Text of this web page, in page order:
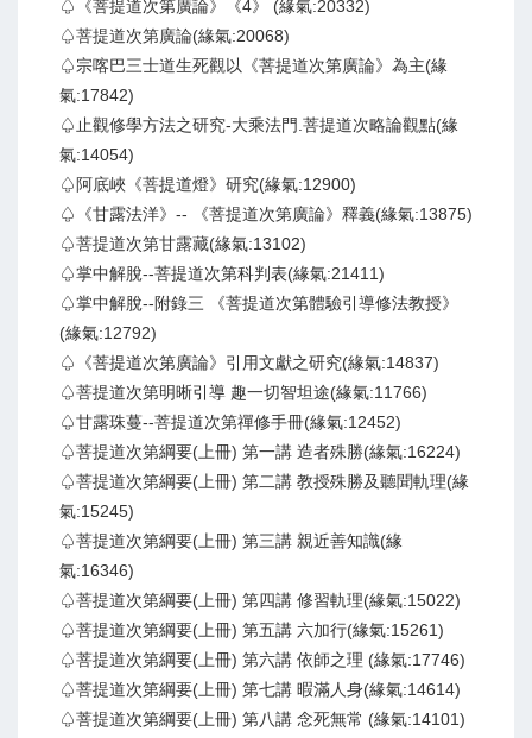
♤《菩提道次第廣論》《4》 (緣氣:20332)
♤菩提道次第廣論(緣氣:20068)
♤宗喀巴三士道生死觀以《菩提道次第廣論》為主(緣
氣:17842)
♤止觀修學方法之研究-大乘法門.菩提道次略論觀點(緣
氣:14054)
♤阿底峽《菩提道燈》研究(緣氣:12900)
♤《甘露法洋》-- 《菩提道次第廣論》釋義(緣氣:13875)
♤菩提道次第甘露藏(緣氣:13102)
♤掌中解脫--菩提道次第科判表(緣氣:21411)
♤掌中解脫--附錄三 《菩提道次第體驗引導修法教授》
(緣氣:12792)
♤《菩提道次第廣論》引用文獻之研究(緣氣:14837)
♤菩提道次第明晰引導 趣一切智坦途(緣氣:11766)
♤甘露珠蔓--菩提道次第禪修手冊(緣氣:12452)
♤菩提道次第綱要(上冊) 第一講 造者殊勝(緣氣:16224)
♤菩提道次第綱要(上冊) 第二講 教授殊勝及聽聞軌理(緣
氣:15245)
♤菩提道次第綱要(上冊) 第三講 親近善知識(緣
氣:16346)
♤菩提道次第綱要(上冊) 第四講 修習軌理(緣氣:15022)
♤菩提道次第綱要(上冊) 第五講 六加行(緣氣:15261)
♤菩提道次第綱要(上冊) 第六講 依師之理 (緣氣:17746)
♤菩提道次第綱要(上冊) 第七講 暇滿人身(緣氣:14614)
♤菩提道次第綱要(上冊) 第八講 念死無常 (緣氣:14101)